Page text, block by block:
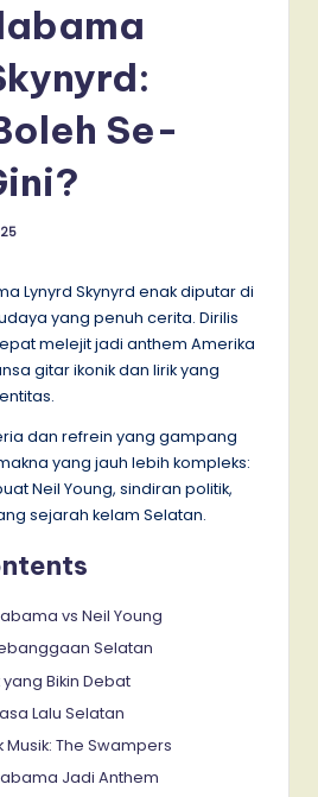
Se-
Lynyrd Skynyrd enak diputar di
yang penuh cerita. Dirilis
melejit jadi anthem Amerika
gitar ikonik dan lirik yang
dan refrein yang gampang
yang jauh lebih kompleks:
Neil Young, sindiran politik,
sejarah kelam Selatan.
vs Neil Young
Selatan
Bikin Debat
Lalu Selatan
Musik: The Swampers
Jadi Anthem